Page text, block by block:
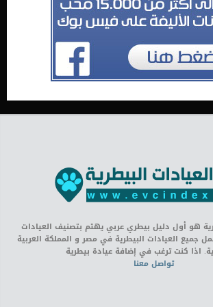
هو أول دليل بيطري عربي يهتم بتصنيف العيادات
جميع العيادات البيطرية في مصر و المملكة العربية
اذا كنت ترغب في إضافة عيادة بيطرية
تواصل معنا